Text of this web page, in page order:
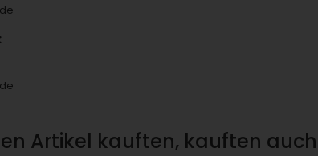
Artikel kauften, kauften